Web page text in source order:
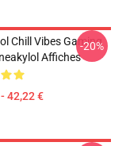
Chill Vibes Gaming
Affiches
42,22 €
-20%